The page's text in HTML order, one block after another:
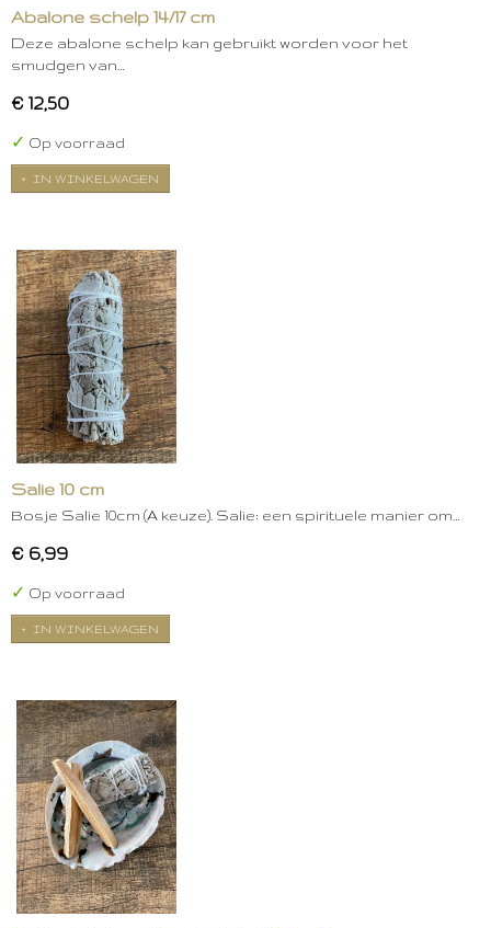
Abalone schelp 14/17 cm
Deze abalone schelp kan gebruikt worden voor het
smudgen van…
€ 12,50
✓ Op voorraad
IN WINKELWAGEN
Salie 10 cm
Bosje Salie 10cm (A keuze). Salie: een spirituele manier om…
€ 6,99
✓ Op voorraad
IN WINKELWAGEN